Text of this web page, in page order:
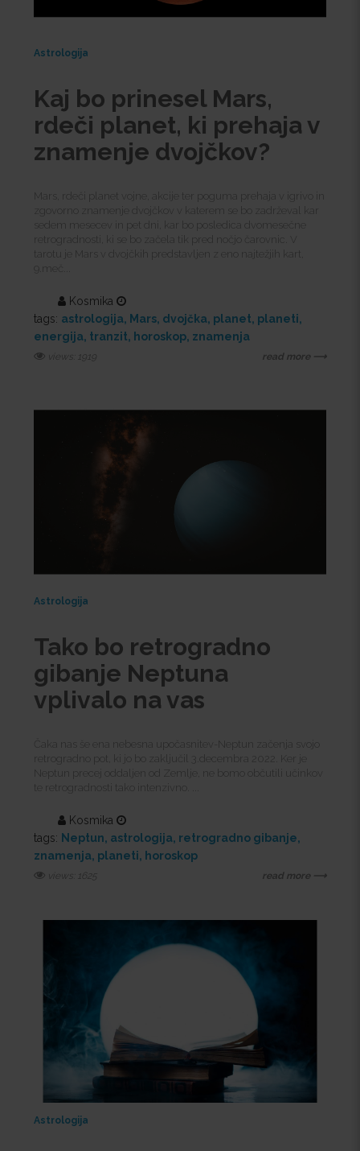
Astrologija
Kaj bo prinesel Mars,
rdeči planet, ki prehaja v
znamenje dvojčkov?
Mars, rdeči planet vojne, akcije ter poguma prehaja v igrivo in
zgovorno znamenje dvojčkov v katerem se bo zadrževal kar
sedem mesecev in pet dni, kar bo posledica dvomesečne
retrogradnosti, ki se bo začela tik pred nočjo čarovnic. V
tarotu je Mars v dvojčkih predstavljen z eno najtežjih kart,
9.meč...
Kosmika
tags: astrologija Mars dvojčka planet planeti
energija tranzit horoskop znamenja
views: 1919 read more ⟶
Astrologija
Tako bo retrogradno
gibanje Neptuna
vplivalo na vas
Čaka nas še ena nebesna upočasnitev-Neptun začenja svojo
retrogradno pot, ki jo bo zaključil 3.decembra 2022. Ker je
Neptun precej oddaljen od Zemlje, ne bomo občutili učinkov
te retrogradnosti tako intenzivno. ...
Kosmika
tags: Neptun astrologija retrogradno gibanje
znamenja planeti horoskop
views: 1625 read more ⟶
Astrologija